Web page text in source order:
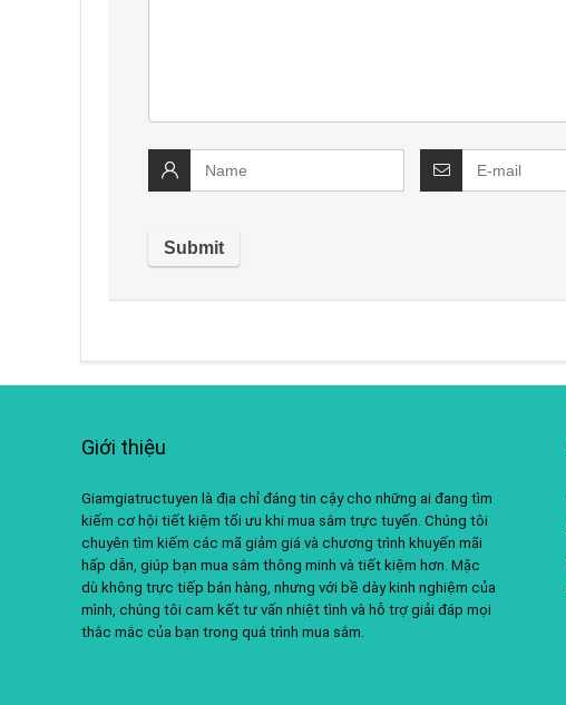
Giới thiệu
Giamgiatructuyen là địa chỉ đáng tin cậy cho những ai đang tìm
kiếm cơ hội tiết kiệm tối ưu khi mua sắm trực tuyến. Chúng tôi
chuyên tìm kiếm các mã giảm giá và chương trình khuyến mãi
hấp dẫn, giúp bạn mua sắm thông minh và tiết kiệm hơn. Mặc
dù không trực tiếp bán hàng, nhưng với bề dày kinh nghiệm của
mình, chúng tôi cam kết tư vấn nhiệt tình và hỗ trợ giải đáp mọi
thắc mắc của bạn trong quá trình mua sắm.